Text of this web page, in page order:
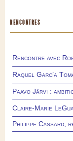
RENCONTRES
Rencontre avec
Raquel García
Paavo Järvi :
Claire-Marie
Philippe Cassard,